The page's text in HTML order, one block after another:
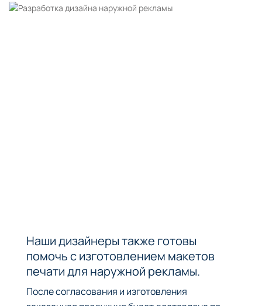
Наши дизайнеры также готовы
помочь с изготовлением макетов
печати для наружной рекламы.
После согласования и изготовления